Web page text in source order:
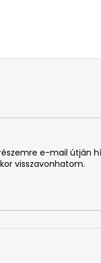
e-mail útján
visszavonhatom.